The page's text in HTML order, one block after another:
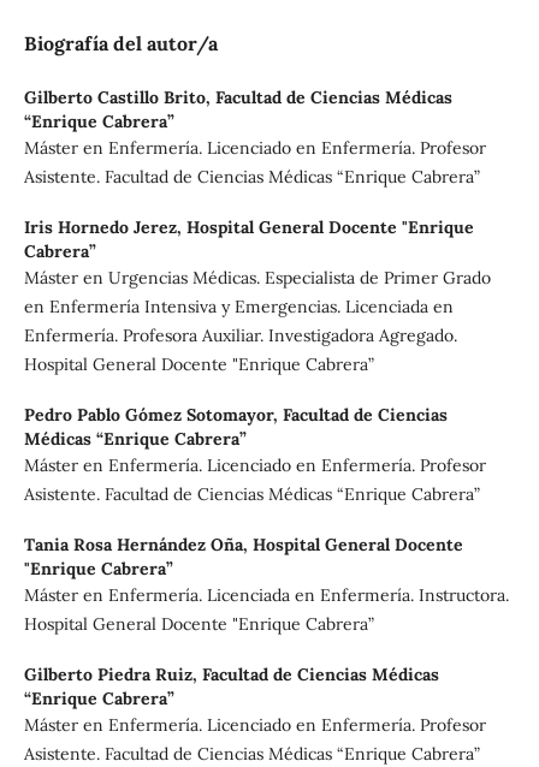
Biografía del autor/a
Gilberto Castillo Brito, Facultad de Ciencias Médicas
“Enrique Cabrera”
Máster en Enfermería. Licenciado en Enfermería. Profesor
Asistente. Facultad de Ciencias Médicas “Enrique Cabrera”
Iris Hornedo Jerez, Hospital General Docente "Enrique
Cabrera”
Máster en Urgencias Médicas. Especialista de Primer Grado
en Enfermería Intensiva y Emergencias. Licenciada en
Enfermería. Profesora Auxiliar. Investigadora Agregado.
Hospital General Docente "Enrique Cabrera”
Pedro Pablo Gómez Sotomayor, Facultad de Ciencias
Médicas “Enrique Cabrera”
Máster en Enfermería. Licenciado en Enfermería. Profesor
Asistente. Facultad de Ciencias Médicas “Enrique Cabrera”
Tania Rosa Hernández Oña, Hospital General Docente
"Enrique Cabrera”
Máster en Enfermería. Licenciada en Enfermería. Instructora.
Hospital General Docente "Enrique Cabrera”
Gilberto Piedra Ruiz, Facultad de Ciencias Médicas
“Enrique Cabrera”
Máster en Enfermería. Licenciado en Enfermería. Profesor
Asistente. Facultad de Ciencias Médicas “Enrique Cabrera”